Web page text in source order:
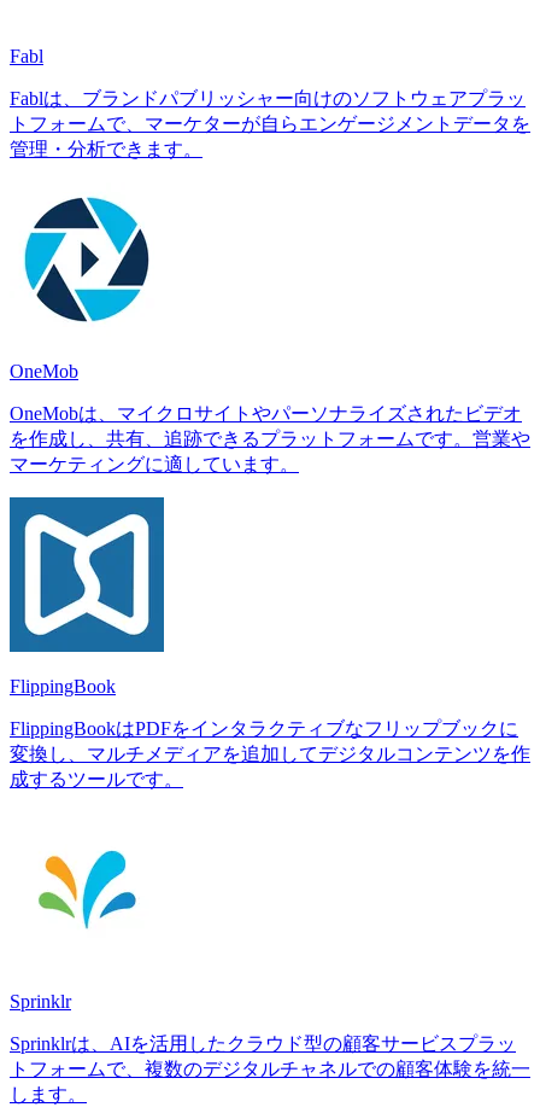
Fabl
Fablは、ブランドパブリッシャー向けのソフトウェアプラッ
トフォームで、マーケターが自らエンゲージメントデータを
管理・分析できます。
OneMob
OneMobは、マイクロサイトやパーソナライズされたビデオ
を作成し、共有、追跡できるプラットフォームです。営業や
マーケティングに適しています。
FlippingBook
FlippingBookはPDFをインタラクティブなフリップブックに
変換し、マルチメディアを追加してデジタルコンテンツを作
成するツールです。
Sprinklr
Sprinklrは、AIを活用したクラウド型の顧客サービスプラッ
トフォームで、複数のデジタルチャネルでの顧客体験を統一
します。